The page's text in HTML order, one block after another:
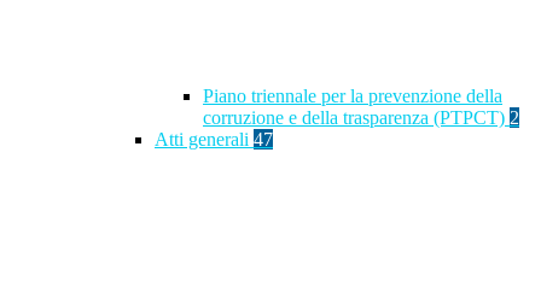
Piano triennale per la prevenzione della
corruzione e della trasparenza (PTPCT) 2
Atti generali 47